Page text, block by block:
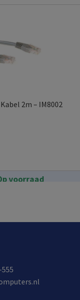
voorraad
2m – IM8002